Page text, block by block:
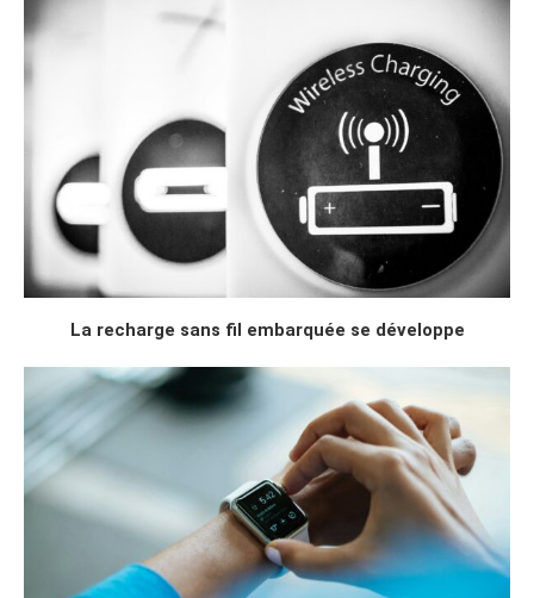
La recharge sans fil embarquée se développe